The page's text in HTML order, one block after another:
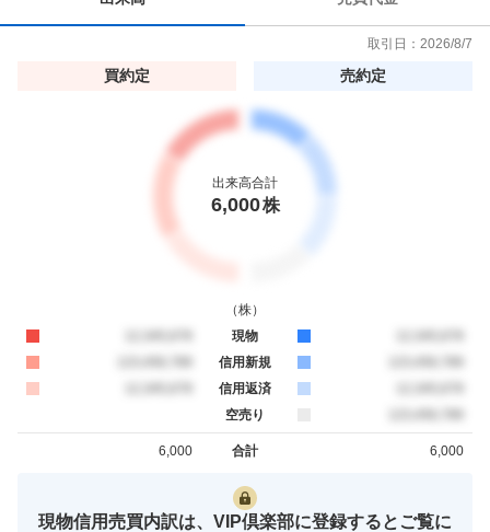
取引日： 2026/8/7
買約定 売約定
出来高合計
6,000株
（株）
現物
信用新規
信用返済
空売り
合計
6,000 6,000
現物信用売買内訳は、VIP倶楽部に登録するとご覧に